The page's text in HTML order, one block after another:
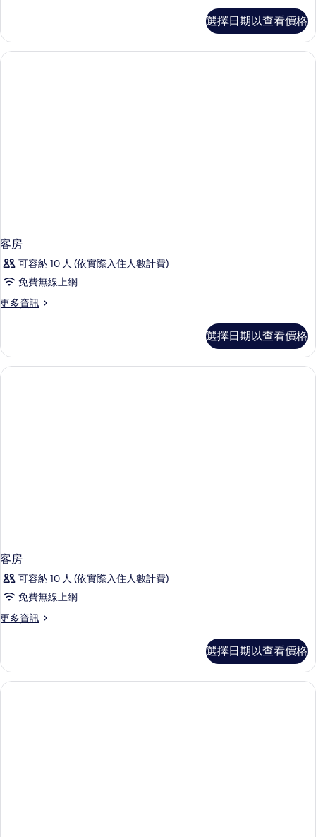
大
雙
套
房,
1
選擇日期以查看價格
客房
可容納 10 人 (依實際入住人數計費)
免費無線上網
更多資訊
更
的
詳
情
選擇日期以查看價格
客房
可容納 10 人 (依實際入住人數計費)
免費無線上網
更多資訊
更
的
詳
情
選擇日期以查看價格